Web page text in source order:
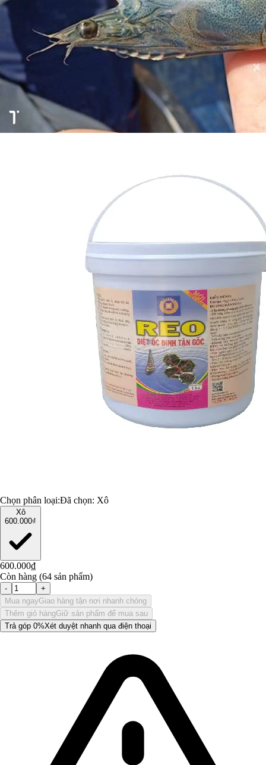
Chọn phân loại:Đã chọn: Xô
Xô
600.000₫
600.000₫
Còn hàng (64 sản phẩm)
-
+
Mua ngayGiao hàng tận nơi nhanh chóng
Thêm giỏ hàngGiữ sản phẩm để mua sau
Trả góp 0%Xét duyệt nhanh qua điện thoại